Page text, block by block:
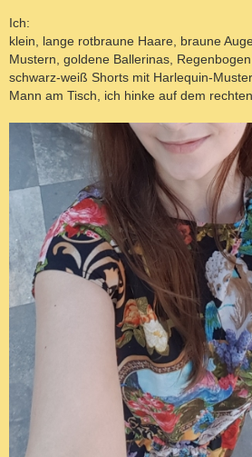
Ich:
klein, lange rotbraune Haare, braune
Mustern, goldene Ballerinas,
schwarz-weiß Shorts mit Harlequin-
Mann am Tisch, ich hinke auf dem